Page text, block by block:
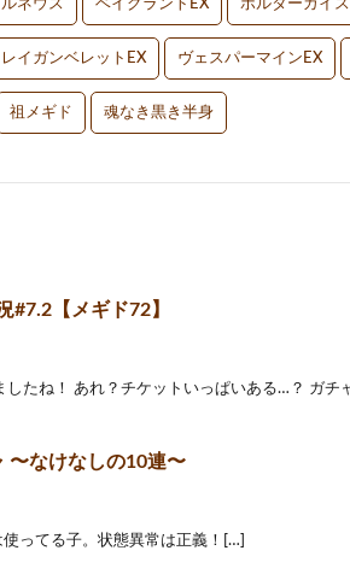
ネウス ベイグラントEX ポルターガイ
レイガンベレットEX ヴェスパーマインEX
祖メギド 魂なき黒き半身
#7.2【メギド72】
したね！ あれ？チケットいっぱいある…？ ガチ
〜なけなしの10連〜
ってる子。状態異常は正義！[…]